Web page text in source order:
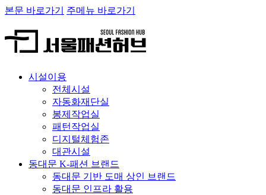
본문 바로가기 주메뉴 바로가기
시설이용
전체시설
자동화재단실
봉제작업실
패턴작업실
디지털체험존
대관시설
동대문 K-패션 브랜드
동대문 기반 도매 상인 브랜드
동대문 인프라 활용